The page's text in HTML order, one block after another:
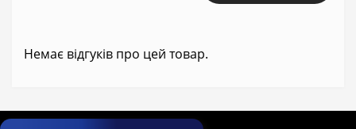
Немає відгуків про цей товар.